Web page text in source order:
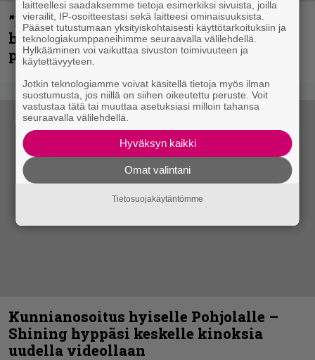
”Mitalini näyttää ihan plektralta” –
huippu-uimari jamittelee Megadethiä
palkinnollaan
Kunnianosoitus hyiselle Pohjolalle –
Shining hyppäsi keskelle kinoksia
uudella videollaan
laitteellesi saadaksemme tietoja esimerkiksi sivuista, joilla
vierailit, IP-osoitteestasi sekä laitteesi ominaisuuksista.
Pääset tutustumaan yksityiskohtaisesti käyttötarkoituksiin ja
teknologiakumppaneihimme seuraavalla välilehdellä.
Hylkääminen voi vaikuttaa sivuston toimivuuteen ja
käytettävyyteen.
Jotkin teknologiamme voivat käsitellä tietoja myös ilman
suostumusta, jos niillä on siihen oikeutettu peruste. Voit
vastustaa tätä tai muuttaa asetuksiasi milloin tahansa
seuraavalla välilehdellä.
Hyväksyn kaikki
Omat valintani
Tietosuojakäytäntömme